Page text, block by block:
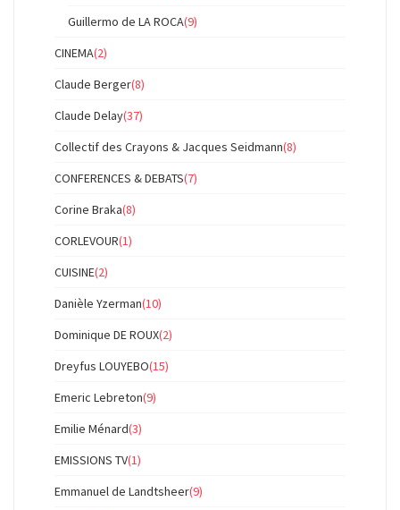
Guillermo de LA ROCA(9)
CINEMA(2)
Claude Berger(8)
Claude Delay(37)
Collectif des Crayons & Jacques Seidmann(8)
CONFERENCES & DEBATS(7)
Corine Braka(8)
CORLEVOUR(1)
CUISINE(2)
Danièle Yzerman(10)
Dominique DE ROUX(2)
Dreyfus LOUYEBO(15)
Emeric Lebreton(9)
Emilie Ménard(3)
EMISSIONS TV(1)
Emmanuel de Landtsheer(9)